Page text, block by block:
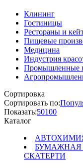
Клининг
Гостиницы
Рестораны и
Пищевые
Медицина
Индустрия
Промышленные
Сортировка
Сортировать по:
Показать:50100
Каталог
БУМАЖНАЯ
СКАТЕРТИ